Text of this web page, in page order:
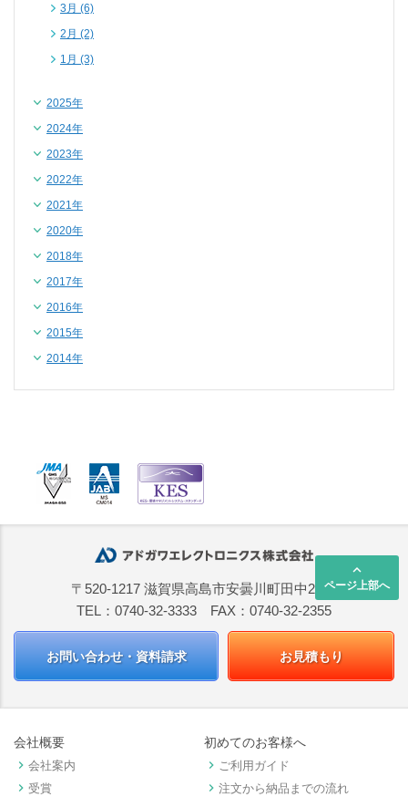
3月 (6)
2月 (2)
1月 (3)
2025年
2024年
2023年
2022年
2021年
2020年
2018年
2017年
2016年
2015年
2014年
keyboard_arrow_up
ページ上部へ
〒520-1217 滋賀県高島市安曇川町田中2668
TEL：0740-32-3333 FAX：0740-32-2355
お問い合わせ・資料請求 お見積もり
会社概要
keyboard_arrow_right 会社案内
keyboard_arrow_right 受賞
初めてのお客様へ
keyboard_arrow_right ご利用ガイド
keyboard_arrow_right 注文から納品までの流れ